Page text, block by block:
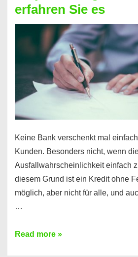
nicht
nur
für
Handy
möglich!
erfahren Sie es
Keine Bank verschenkt mal
Kunden. Besonders nicht, wenn
Ausfallwahrscheinlichkeit einfach
diesem Grund ist ein Kredit ohne
möglich, aber nicht für alle, und
…
Ist
Read more »